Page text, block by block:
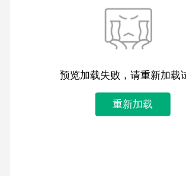
预览加载失败，请重新加载
重新加载